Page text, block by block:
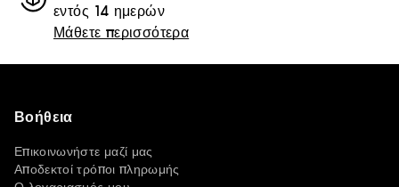
εντός 14 ημερών
Μάθετε περισσότερα
Βοήθεια
Επικοινωνήστε μαζί μας
Αποδεκτοί τρόποι πληρωμής